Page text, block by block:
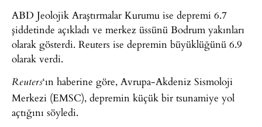
ABD Jeolojik Araştırmalar Kurumu ise depremi 6.7
şiddetinde açıkladı ve merkez üssünü Bodrum yakınları
olarak gösterdi. Reuters ise depremin büyüklüğünü 6.9
olarak verdi.
Reuters‘ın haberine göre, Avrupa-Akdeniz Sismoloji
Merkezi (EMSC), depremin küçük bir tsunamiye yol
açtığını söyledi.